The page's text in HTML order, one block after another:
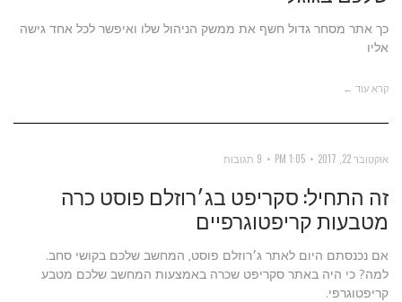
כך אתר מסחר גדול חשף את ממשק הניהול שלו ואיפשר לכל אחד גישה
אליו
קרא עוד ←
אוקטובר 22, 2017 1:05 PM 9 תגובות
זה התחיל: סקריפט בג׳רוזלם פוסט כרה
מטבעות קריפטוגרפיים
אם נכנסתם היום לאתר ג׳רוזלם פוסט, המחשב שלכם בקושי סחב.
למה? כי היה באתר סקריפט שכרה באמצעות המחשב שלכם מטבע
קריפטוגרפי.